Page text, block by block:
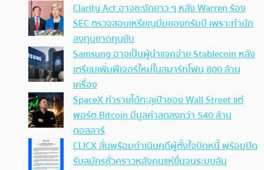
Clarity Act อาจชะงักยาว ๆ หลัง Warren ร้อง
SEC ตรวจสอบเหรียญมีมของทรัมป์ เพราะทำนัก
ลงทุนขาดทุนยับ
Samsung อาจเป็นผู้นำแจกจ่าย Stablecoin หลัง
เตรียมเพิ่มฟีเจอร์ใหม่ในสมาร์ทโฟน 800 ล้าน
เครื่อง
SpaceX ทำรายได้ทะลุเป้าของ Wall Street แต่
พอร์ต Bitcoin มีมูลค่าลดลงกว่า 540 ล้าน
ดอลลาร์
CLICX ลั่นพร้อมดำเนินคดีผู้ตั้งใจบิดหนี้ พร้อมปิด
รับสมัครชั่วคราวหลังคนแห่ยื่นจนระบบล้น